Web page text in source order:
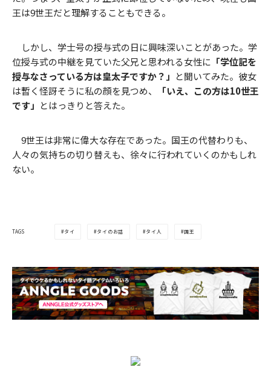
王は9世王だと理解することもできる。
しかし、学士号の授与式の日に興味深いことがあった。学
位授与式の中継を見ていた父兄と思われる女性に 「学位記を
授与なさっている方は皇太子ですか？」 と聞いてみた。彼女
は暫く怪訝そうに私の顔を見つめ、
「いえ、この方は10世王
です」 とはっきりと答えた。
9世王は非常に偉大な存在であった。国王の代替わりも、
人々の気持ちの切り替えも、徐々に行われていくのかもしれ
ない。
TAGS タイ タイのお話 タイ人 国王